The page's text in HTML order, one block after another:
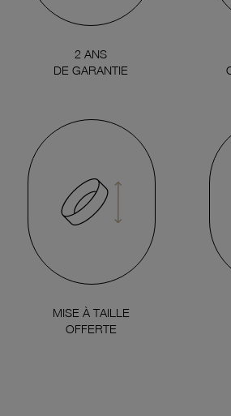
2 ANS
DE GARANTIE
MISE À TAILLE
OFFERTE